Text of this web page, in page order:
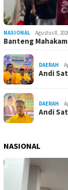
NASIONAL Agustus 8,
Banteng
DAERAH
Andi
DAERAH
Andi
NASIONAL